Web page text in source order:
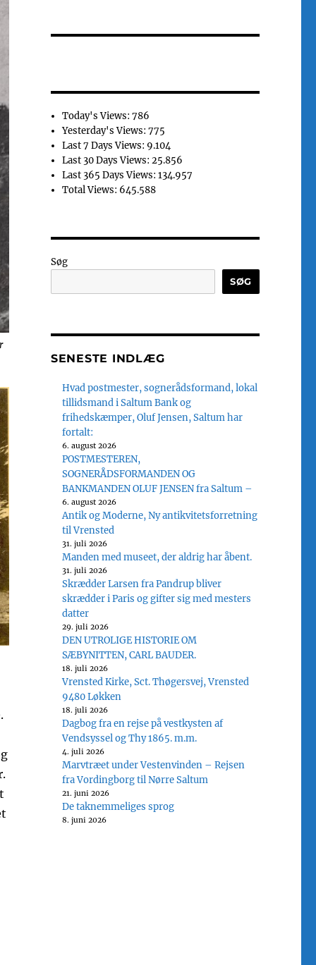
Today's Views:786
Yesterday's Views:775
Last 7 Days Views: 9.104
Last 30 Days Views:25.856
Last 365 Days Views:134.957
Total Views: 645.588
Søg
SØG
SENESTE INDLÆG
Hvad postmester, sognerådsformand, lokal
tillidsmand i Saltum Bank og
frihedskæmper, Oluf Jensen, Saltum har
fortalt:
6. august 2026
POSTMESTEREN,
SOGNERÅDSFORMANDEN OG
BANKMANDEN OLUF JENSEN fra Saltum –
6. august 2026
Antik og Moderne, Ny antikvitetsforretning
til Vrensted
31. juli 2026
Manden med museet, der aldrig har åbent.
31. juli 2026
Skrædder Larsen fra Pandrup bliver
skrædder i Paris og gifter sig med mesters
datter
29. juli 2026
DEN UTROLIGE HISTORIE OM
SÆBYNITTEN, CARL BAUDER.
18. juli 2026
Vrensted Kirke, Sct. Thøgersvej, Vrensted
9480 Løkken
18. juli 2026
Dagbog fra en rejse på vestkysten af
Vendsyssel og Thy 1865. m.m.
4. juli 2026
Marvtræet under Vestenvinden – Rejsen
fra Vordingborg til Nørre Saltum
21. juni 2026
De taknemmeliges sprog
8. juni 2026